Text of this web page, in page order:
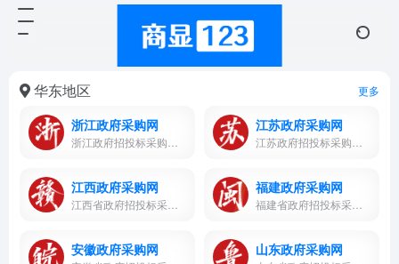
华东地区 更多
浙江政府采购网 江苏政府采购网
江西政府采购网 福建政府采购网
安徽政府采购网 山东政府采购网